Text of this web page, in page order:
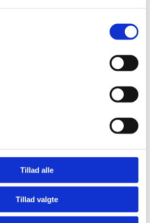
Tillad alle
Tillad valgte
tæpperens fjerner dybtliggende
hvilket efterlader dine tæpper
jeres fliser og klinker samt rene